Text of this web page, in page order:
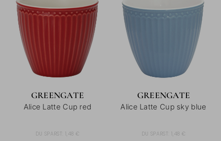
GREENGATE
Alice Latte Cup red
DU SPARST: 1,48 €
GREENGATE
Alice Latte Cup sky blue
DU SPARST: 1,48 €